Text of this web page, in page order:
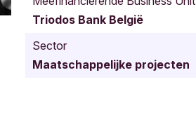
Triodos Bank België
Sector
Maatschappelijke projecten